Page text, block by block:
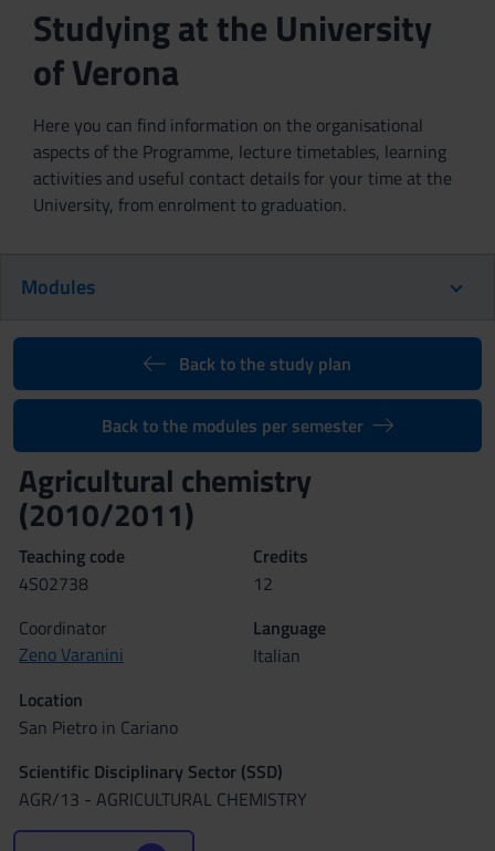
Studying at the University
of Verona
Here you can find information on the organisational
aspects of the Programme, lecture timetables, learning
activities and useful contact details for your time at the
University, from enrolment to graduation.
Modules
Back to the study plan
Back to the modules per semester
Agricultural chemistry
(2010/2011)
Teaching code
4S02738
Credits
12
Coordinator
Zeno Varanini
Language
Italian
Location
San Pietro in Cariano
Scientific Disciplinary Sector (SSD)
AGR/13 - AGRICULTURAL CHEMISTRY